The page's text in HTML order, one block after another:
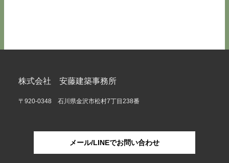
株式会社 安藤建築事務所
〒920-0348 石川県金沢市松村7丁目238番
メール/LINEでお問い合わせ